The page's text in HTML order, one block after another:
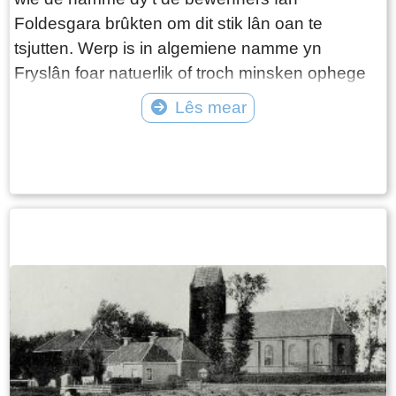
Foldesgara brûkten om dit stik lân oan te
tsjutten. Werp is in algemiene namme yn
Fryslân foar natuerlik of troch minsken ophege
lân. In tal iuwen letter, as de Middelsee der
allang net mear is, wurdt op 14 septimber 1852
Yke Ruurds Abma hat de foarrige jûn, om tsien
dwaan fan de berte fan syn jongste soan Gabe
Sipkes. Mei de tsjûgen Jan Pieters Deinum,
eksekuteur út Ysbrechtum en klerk Feike
Boschma tekenet hy de akte. Hoewel’t Sipke
Gabes al op leeftyd is, is hy noch in krasse fint.
Lês mear